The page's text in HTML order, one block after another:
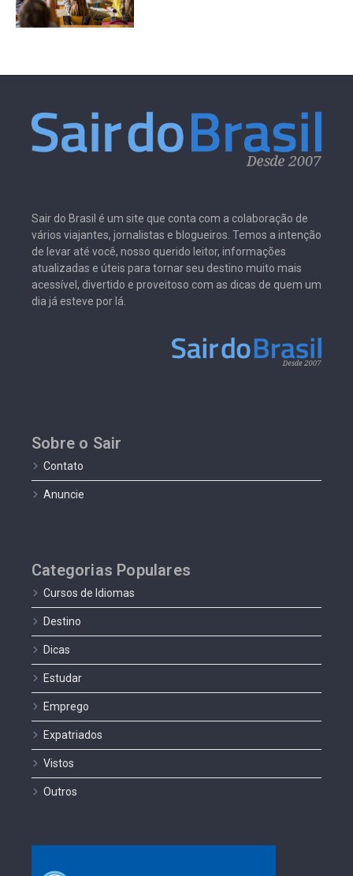
Sair do Brasil é um site que conta com a colaboração de
vários viajantes, jornalistas e blogueiros. Temos a intenção
de levar até você, nosso querido leitor, informações
atualizadas e úteis para tornar seu destino muito mais
acessível, divertido e proveitoso com as dicas de quem um
dia já esteve por lá.
Sobre o Sair
Contato
Anuncie
Categorias Populares
Cursos de Idiomas
Destino
Dicas
Estudar
Emprego
Expatriados
Vistos
Outros